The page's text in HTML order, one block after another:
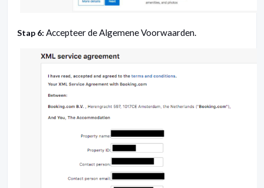
Stap 6: Accepteer de Algemene Voorwaarden.